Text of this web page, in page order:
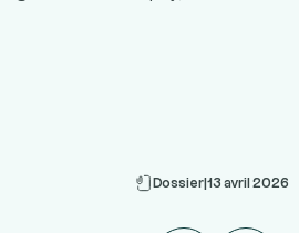
Dossier 13 avril 2026